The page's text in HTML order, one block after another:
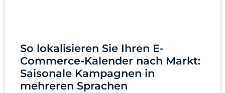
So lokalisieren Sie Ihren E-
Commerce-Kalender nach Markt:
Saisonale Kampagnen in
mehreren Sprachen